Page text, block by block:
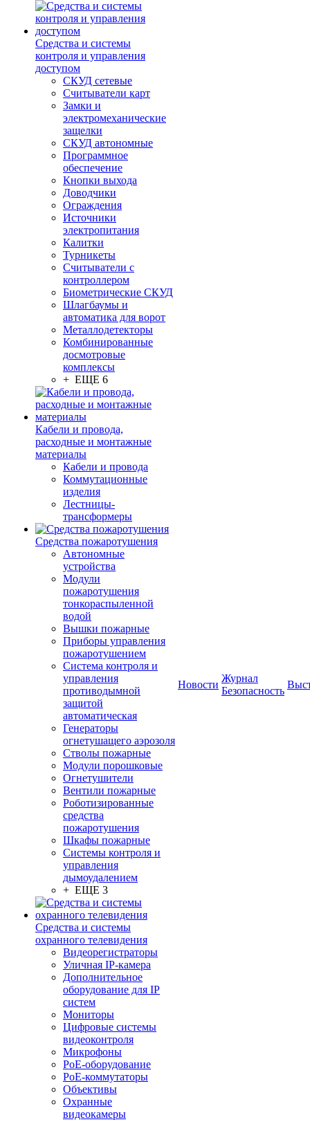
Средства и системы
контроля и управления
доступом
СКУД сетевые
Считыватели карт
Замки и
электромеханические
защелки
СКУД автономные
Программное
обеспечение
Кнопки выхода
Доводчики
Ограждения
Источники
электропитания
Калитки
Турникеты
Считыватели с
контроллером
Биометрические СКУД
Шлагбаумы и
автоматика для ворот
Металлодетекторы
Комбинированные
досмотровые
комплексы
+ ЕЩЕ 6
Кабели и провода,
расходные и монтажные
материалы
Кабели и провода
Коммутационные
изделия
Лестницы-
трансформеры
Средства пожаротушения
Автономные
устройства
Модули
пожаротушения
тонкораспыленной
водой
Вышки пожарные
Приборы управления
пожаротушением
Система контроля и
управления
противодымной
защитой
автоматическая
Генераторы
огнетушащего аэрозоля
Стволы пожарные
Модули порошковые
Огнетушители
Вентили пожарные
Роботизированные
средства
пожаротушения
Шкафы пожарные
Системы контроля и
управления
дымоудалением
+ ЕЩЕ 3
Средства и системы
охранного телевидения
Видеорегистраторы
Уличная IP-камера
Дополнительное
оборудование для IP
систем
Мониторы
Цифровые системы
видеоконтроля
Микрофоны
PoE-оборудование
PoE-коммутаторы
Объективы
Охранные
видеокамеры
Новости
Журнал
Безопасность